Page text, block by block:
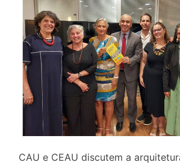
CAU e CEAU discutem a